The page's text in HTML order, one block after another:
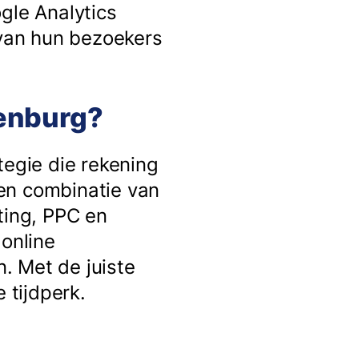
Analytics
hun bezoekers
die rekening
combinatie van
PPC en
Met de juiste
tijdperk.